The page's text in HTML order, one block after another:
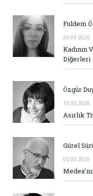
Fuldem
26.03.2026
Kadının
Diğerleri
Özgür
13.03.2026
Asırlık
Gürel
05.03.2026